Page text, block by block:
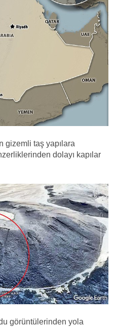
gizemli taş yapılara
dolayı kapılar
görüntülerinden yola